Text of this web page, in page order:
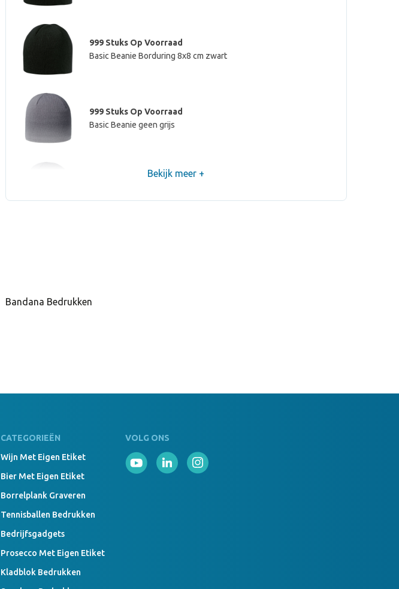
999 Stuks Op Voorraad
Basic Beanie Borduring 8x8 cm zwart
999 Stuks Op Voorraad
Basic Beanie geen grijs
999 Stuks Op Voorraad
999 Stuks Op Voorraad
Basic Beanie Borduring 8x8 cm donkergrijs
Bekijk meer +
Bandana Bedrukken
CATEGORIEËN
Wijn Met Eigen Etiket
Bier Met Eigen Etiket
Borrelplank Graveren
Tennisballen Bedrukken
Bedrijfsgadgets
Prosecco Met Eigen Etiket
Kladblok Bedrukken
VOLG ONS